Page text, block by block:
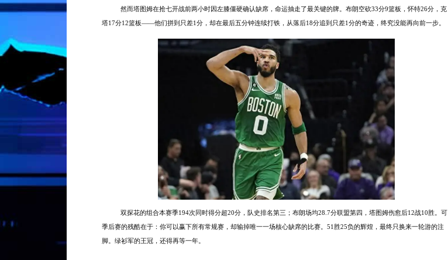
然而塔图姆在抢七开战前两小时因左膝僵硬确认缺席，命运抽走了最关键的牌。布朗空砍33分9篮板，怀特26分，克
塔17分12篮板——他们拼到只差1分，却在最后五分钟连续打铁，从落后18分追到只差1分的奇迹，终究没能再向前一步。
双探花的组合本赛季194次同时得分超20分，队史排名第三；布朗场均28.7分联盟第四，塔图姆伤愈后12战10胜。可
季后赛的残酷在于：你可以赢下所有常规赛，却输掉唯一一场核心缺席的比赛。51胜25负的辉煌，最终只换来一轮游的注
脚。绿衫军的王冠，还得再等一年。